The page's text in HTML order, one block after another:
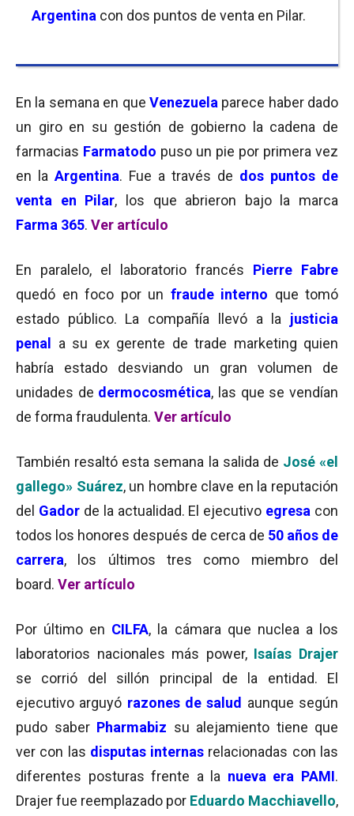
Argentina con dos puntos de venta en Pilar.
En la semana en que Venezuela parece haber dado
un giro en su gestión de gobierno la cadena de
farmacias Farmatodo puso un pie por primera vez
en la Argentina. Fue a través de dos puntos de
venta en Pilar, los que abrieron bajo la marca
Farma 365. Ver artículo
En paralelo, el laboratorio francés Pierre Fabre
quedó en foco por un fraude interno que tomó
estado público. La compañía llevó a la justicia
penal
a su ex gerente de trade marketing quien
habría estado desviando un gran volumen de
unidades de dermocosmética, las que se vendían
de forma fraudulenta. Ver artículo
También resaltó esta semana la salida de José «el
gallego» Suárez, un hombre clave en la reputación
del Gador de la actualidad. El ejecutivo egresa con
todos los honores después de cerca de 50 años de
carrera, los últimos tres como miembro del
board. Ver artículo
Por último en CILFA, la cámara que nuclea a los
laboratorios nacionales más power,Isaías Drajer
se corrió del sillón principal de la entidad. El
ejecutivo arguyó razones de salud aunque según
pudo saber Pharmabiz su alejamiento tiene que
ver con las disputas internas relacionadas con las
diferentes posturas frente a la nueva era PAMI.
Drajer fue reemplazado por Eduardo Macchiavello,